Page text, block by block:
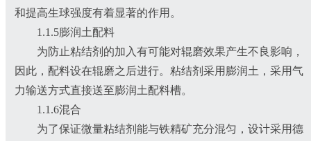
和提高生球强度有着显著的作用。
1.1.5膨润土配料
为防止粘结剂的加入有可能对辊磨效果产生不良影响，
因此，配料设在辊磨之后进行。粘结剂采用膨润土，采用气
力输送方式直接送至膨润土配料槽。
1.1.6混合
为了保证微量粘结剂能与铁精矿充分混匀，设计采用德